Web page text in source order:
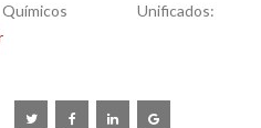
Unificados: